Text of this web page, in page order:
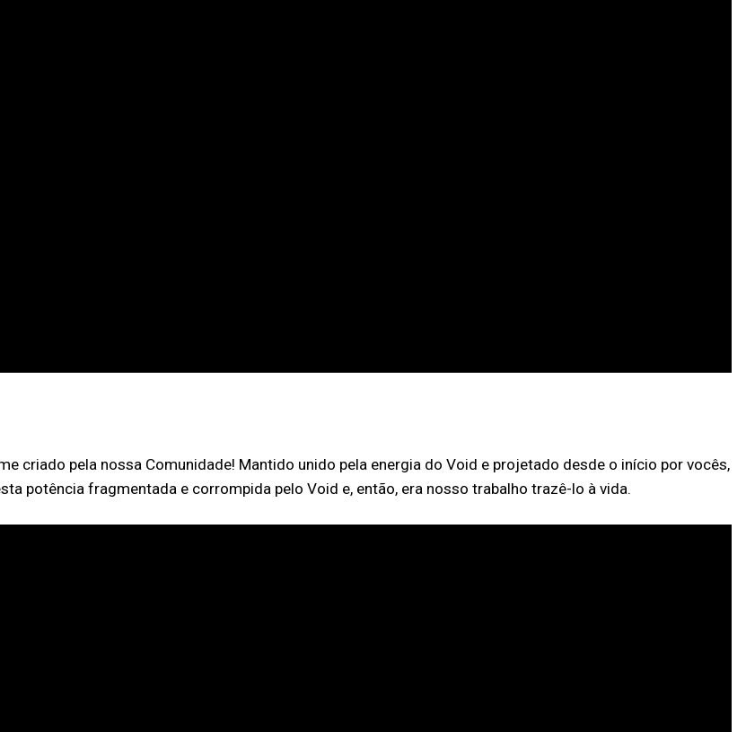
criado pela nossa Comunidade! Mantido unido pela energia do Void e projetado desde o início por vocês,
potência fragmentada e corrompida pelo Void e, então, era nosso trabalho trazê-lo à vida.